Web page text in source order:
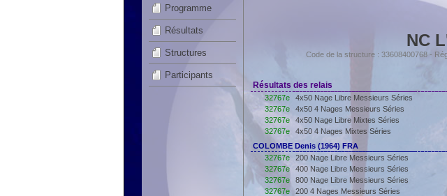
Programme
Résultats
Structures
Participants
NC
Code de la structure : 33608400768 -
Résultats des relais
32767e 4x50 Nage Libre Messieurs Séries
32767e 4x50 4 Nages Messieurs Séries
32767e 4x50 Nage Libre Mixtes Séries
32767e 4x50 4 Nages Mixtes Séries
COLOMBE Denis (1964) FRA
32767e
200 Nage Libre Messieurs Séries
32767e 400 Nage Libre Messieurs Séries
32767e 800 Nage Libre Messieurs Séries
32767e 200 4 Nages Messieurs Séries